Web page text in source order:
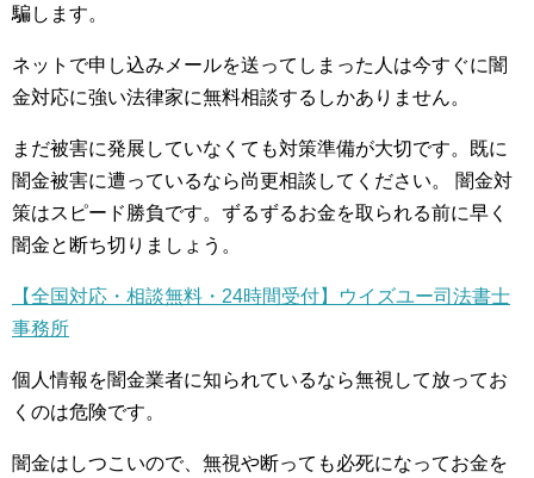
騙します。
ネットで申し込みメールを送ってしまった人は今すぐに闇
金対応に強い法律家に無料相談するしかありません。
まだ被害に発展していなくても対策準備が大切です。既に
闇金被害に遭っているなら尚更相談してください。 闇金対
策はスピード勝負です。ずるずるお金を取られる前に早く
闇金と断ち切りましょう。
【全国対応・相談無料・24時間受付】ウイズユー司法書士
事務所
個人情報を闇金業者に知られているなら無視して放ってお
くのは危険です。
闇金はしつこいので、無視や断っても必死になってお金を